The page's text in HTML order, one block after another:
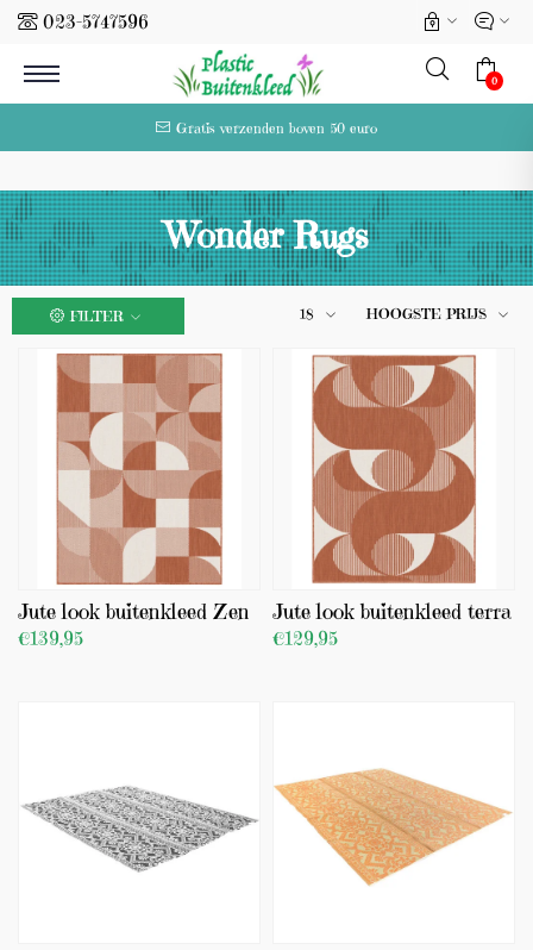
023-5747596
0
Gratis verzenden boven 50 euro
Wonder Rugs
FILTER 18 HOOGSTE PRIJS
Jute look buitenkleed Zen
€139,95
Jute look buitenkleed terra
€129,95
i
(0)